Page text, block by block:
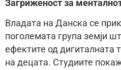
Загриженост за
Владата на Данска се
поголемата група земји
ефектите од дигиталната
на децата. Студиите